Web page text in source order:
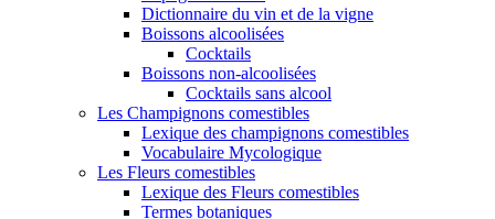
Dictionnaire du vin et de la vigne
Boissons alcoolisées
Cocktails
Boissons non-alcoolisées
Cocktails sans alcool
Les Champignons comestibles
Lexique des champignons comestibles
Vocabulaire Mycologique
Les Fleurs comestibles
Lexique des Fleurs comestibles
Termes botaniques